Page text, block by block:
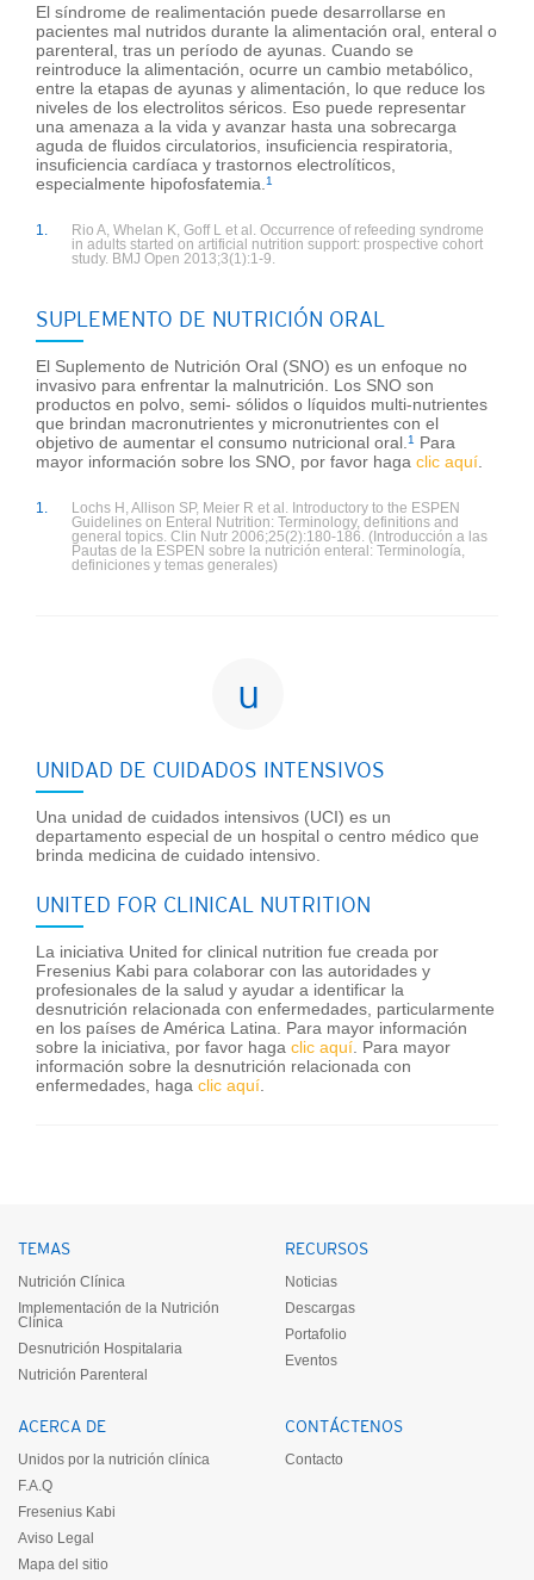
El síndrome de realimentación puede desarrollarse en
pacientes mal nutridos durante la alimentación oral, enteral o
parenteral, tras un período de ayunas. Cuando se
reintroduce la alimentación, ocurre un cambio metabólico,
entre la etapas de ayunas y alimentación, lo que reduce los
niveles de los electrolitos séricos. Eso puede representar
una amenaza a la vida y avanzar hasta una sobrecarga
aguda de fluidos circulatorios, insuficiencia respiratoria,
insuficiencia cardíaca y trastornos electrolíticos,
especialmente hipofosfatemia. 1
1.
Rio A, Whelan K, Goff L et al. Occurrence of refeeding syndrome
in adults started on artificial nutrition support: prospective cohort
study. BMJ Open 2013;3(1):1-9.
SUPLEMENTO DE NUTRICIÓN ORAL
El Suplemento de Nutrición Oral (SNO) es un enfoque no
invasivo para enfrentar la malnutrición. Los SNO son
productos en polvo, semi- sólidos o líquidos multi-nutrientes
que brindan macronutrientes y micronutrientes con el
objetivo de aumentar el consumo nutricional oral. 1
Para
mayor información sobre los SNO, por favor haga clic aquí
1.
Lochs H, Allison SP, Meier R et al. Introductory to the ESPEN
Guidelines on Enteral Nutrition: Terminology, definitions and
general topics. Clin Nutr 2006;25(2):180-186. (Introducción a las
Pautas de la ESPEN sobre la nutrición enteral: Terminología,
definiciones y temas generales)
u
UNIDAD DE CUIDADOS INTENSIVOS
Una unidad de cuidados intensivos (UCI) es un
departamento especial de un hospital o centro médico que
brinda medicina de cuidado intensivo.
UNITED FOR CLINICAL NUTRITION
La iniciativa United for clinical nutrition fue creada por
Fresenius Kabi para colaborar con las autoridades y
profesionales de la salud y ayudar a identificar la
desnutrición relacionada con enfermedades, particularmente
en los países de América Latina. Para mayor información
sobre la iniciativa, por favor haga clic aquí . Para mayor
información sobre la desnutrición relacionada con
enfermedades, haga clic aquí
TEMAS
Nutrición Clínica
Implementación de la Nutrición
Clínica
Desnutrición Hospitalaria
Nutrición Parenteral
RECURSOS
Noticias
Descargas
Portafolio
Eventos
ACERCA DE
Unidos por la nutrición clínica
F.A.Q
Fresenius Kabi
Aviso Legal
Mapa del sitio
CONTÁCTENOS
Contacto